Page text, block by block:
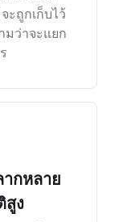
ะถูกเก็บไว้
ว่าจะแยก
กหลาย
สูง